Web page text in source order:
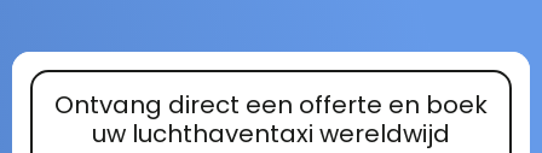
Ontvang direct een offerte en boek
uw luchthaventaxi wereldwijd